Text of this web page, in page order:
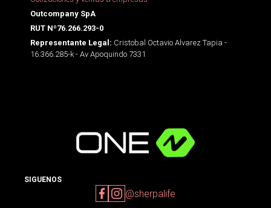
Outcompany SpA
RUT Nº76.266.293-0
Representante Legal: Cristobal Octavio Alvarez Tapia -
16.366.285-k - Av Apoquindo 7331
SIGUENOS
@sherpalife